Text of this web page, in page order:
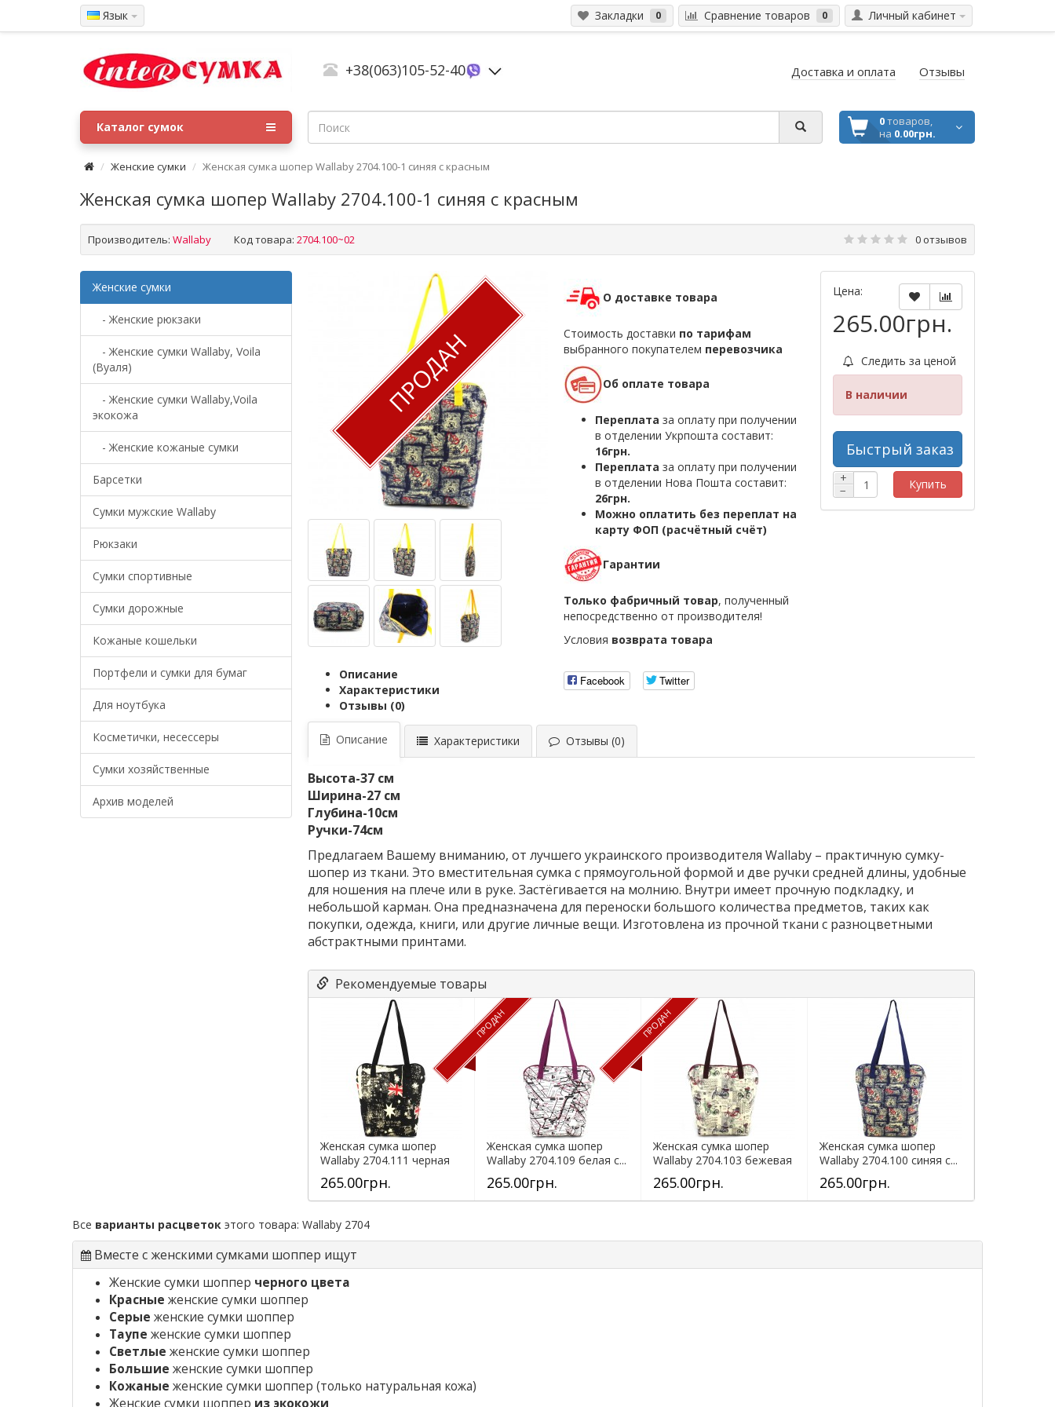
Язык Закладки 0 Сравнение товаров 0 Личный кабинет
+38(063)105-52-40 Доставка и оплата Отзывы
0товаров,
на 0.00грн.
Каталог сумок
Женские сумки Женская сумка шопер Wallaby 2704.100-1 синяя с красным
Женская сумка шопер Wallaby 2704.100-1 синяя с красным
Производитель: Wallaby Код товара: 2704.100~02 0 отзывов
Женские сумки
- Женские рюкзаки
- Женские сумки Wallaby, Voila
(Вуаля)
- Женские сумки Wallaby,Voila
экокожа
- Женские кожаные сумки
Барсетки
Cумки мужские Wallaby
Рюкзаки
Сумки спортивные
Сумки дорожные
Кожаные кошельки
Портфели и сумки для бумаг
Для ноутбука
Косметички, несессеры
Сумки хозяйственные
Архив моделей
ПРОДАН
Описание
Характеристики
Отзывы (0)
О доставке товара
Стоимость доставки по тарифам
выбранного покупателем перевозчика
Об оплате товара
Переплата за оплату при получении
в отделении Укрпошта составит:
16грн.
Переплата за оплату при получении
в отделении Нова Пошта составит:
26грн.
Можно оплатить без переплат на
карту ФОП (расчётный счёт)
Гарантии
Только фабричный товар, полученный
непосредственно от производителя!
Условия возврата товара
Facebook Twitter
Цена:
265.00грн.
Следить за ценой
В наличии
Быстрый заказ
+
−
Купить
Описание Характеристики Отзывы (0)
Высота-37 см
Ширина-27 см
Глубина-10см
Ручки-74см
Предлагаем Вашему вниманию, от лучшего украинского производителя Wallaby – практичную сумку-
шопер из ткани. Это вместительная сумка с прямоугольной формой и две ручки средней длины, удобные
для ношения на плече или в руке. Застёгивается на молнию. Внутри имеет прочную подкладку, и
небольшой карман. Она предназначена для переноски большого количества предметов, таких как
покупки, одежда, книги, или другие личные вещи. Изготовлена из прочной ткани с разноцветными
абстрактными принтами.
Рекомендуемые товары
Женская сумка шопер
Wallaby 2704.111 черная
265.00грн.
ПРОДАН
Женская сумка шопер
Wallaby 2704.109 белая с...
265.00грн.
ПРОДАН
Женская сумка шопер
Wallaby 2704.103 бежевая
с...
265.00грн.
Женская сумка шопер
Wallaby 2704.100 синяя с...
265.00грн.
Все варианты расцветок этого товара: Wallaby 2704
Вместе с женскими сумками шоппер ищут
Женские сумки шоппер черного цвета
Красные женские сумки шоппер
Серые женские сумки шоппер
Таупе женские сумки шоппер
Светлые женские сумки шоппер
Большие женские сумки шоппер
Кожаные женские сумки шоппер (только натуральная кожа)
Женские сумки шоппер из экокожи